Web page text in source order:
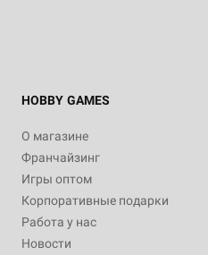
HOBBY GAMES
О магазине
Франчайзинг
Игры оптом
Корпоративные подарки
Работа у нас
Новости